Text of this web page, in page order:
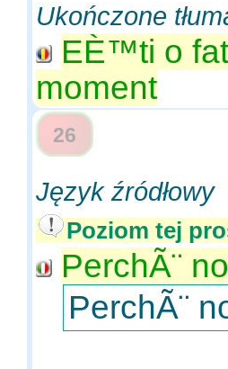
Ukończone
EÈ™ti o
moment
26
Język źródłowy
Poziom tej
PerchÃ¨
PerchÃ¨